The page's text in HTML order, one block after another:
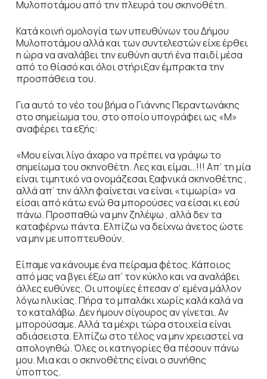
Μυλοποτάμου από την πλευρά του σκηνοθέτη.
Κατά κοινή ομολογία των υπευθύνων του Δήμου
Μυλοποτάμου αλλά και των συντελεστών είχε έρθει
η ώρα να αναλάβει την ευθύνη αυτή ένα παιδί μέσα
από το θίασό και όλοι στήριξαν έμπρακτα την
προσπάθεια του.
Για αυτό το νέο του βήμα ο Γιάννης Περαντωνάκης
στο σημείωμα του, στο οποίο υπογράφει ως «Μ»
αναφέρει τα εξής:
«Μου είναι λίγο άχαρο να πρέπει να γράψω το
σημείωμα του σκηνοθέτη. Λες και είμαι…!!! Απ’ τη μία
είναι τιμητικό να ονομάζεσαι ξαφνικά σκηνοθέτης ,
αλλά απ’ την άλλη φαίνεται να είναι «τιμωρία» να
είσαι από κάτω ενώ θα μπορούσες να είσαι κι εσύ
πάνω. Προσπαθώ να μην ζηλέψω , αλλά δεν τα
καταφέρνω πάντα. Ελπίζω να δείχνω άνετος ώστε
να μην με υποπτευθούν.
Είπαμε να κάνουμε ένα πείραμα φέτος. Κάποιος
από μας να βγει έξω απ’ τον κύκλο και να αναλάβει
άλλες ευθύνες. Οι υποψίες έπεσαν σ’ εμένα μάλλον
λόγω ηλικίας. Πήρα το μπαλάκι χωρίς καλά καλά να
το καταλάβω. Δεν ήμουν σίγουρος αν γίνεται. Αν
μπορούσαμε. Αλλά τα μέχρι τώρα στοιχεία είναι
αδιάσειστα. Ελπίζω στο τέλος να μην χρειαστεί να
απολογηθώ. Όλες οι κατηγορίες θα πέσουν πάνω
μου. Μια και ο σκηνοθέτης είναι ο συνήθης
ύποπτος.